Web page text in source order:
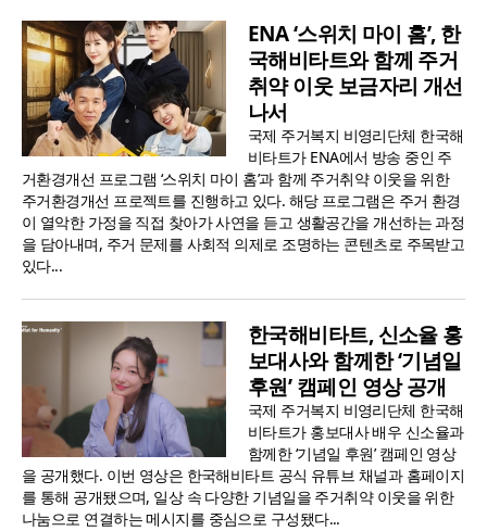
ENA ‘스위치 마이 홈’, 한
국해비타트와 함께 주거
취약 이웃 보금자리 개선
나서
국제 주거복지 비영리단체 한국해
비타트가 ENA에서 방송 중인 주
거환경개선 프로그램 ‘스위치 마이 홈’과 함께 주거취약 이웃을 위한
주거환경개선 프로젝트를 진행하고 있다. 해당 프로그램은 주거 환경
이 열악한 가정을 직접 찾아가 사연을 듣고 생활공간을 개선하는 과정
을 담아내며, 주거 문제를 사회적 의제로 조명하는 콘텐츠로 주목받고
있다...
한국해비타트, 신소율 홍
보대사와 함께한 ‘기념일
후원’ 캠페인 영상 공개
국제 주거복지 비영리단체 한국해
비타트가 홍보대사 배우 신소율과
함께한 ‘기념일 후원’ 캠페인 영상
을 공개했다. 이번 영상은 한국해비타트 공식 유튜브 채널과 홈페이지
를 통해 공개됐으며, 일상 속 다양한 기념일을 주거취약 이웃을 위한
나눔으로 연결하는 메시지를 중심으로 구성됐다...